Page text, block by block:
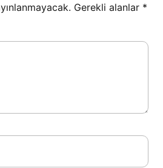
Gerekli alanlar *